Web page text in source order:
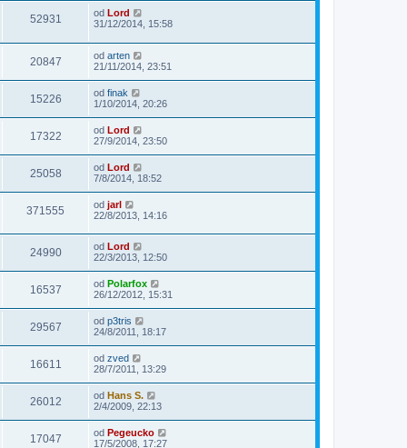
52931 od Lord
31/12/2014, 15:58
20847 od arten
21/11/2014, 23:51
15226 od finak
1/10/2014, 20:26
17322 od Lord
27/9/2014, 23:50
25058 od Lord
7/8/2014, 18:52
371555 od jarl
22/8/2013, 14:16
24990 od Lord
22/3/2013, 12:50
16537 od Polarfox
26/12/2012, 15:31
29567 od p3tris
24/8/2011, 18:17
16611 od zved
28/7/2011, 13:29
26012 od Hans S.
2/4/2009, 22:13
17047 od Pegeucko
17/5/2008, 17:27